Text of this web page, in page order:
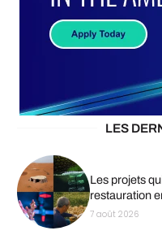
LES
Les projets
restauration
7 août 2026